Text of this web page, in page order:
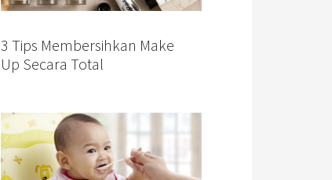
3 Tips Membersihkan Make
Up Secara Total